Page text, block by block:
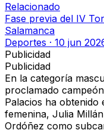
Relacionado
Fase previa del IV
Salamanca
Deportes · 10 jun
Publicidad
Publicidad
En la categoría
proclamado
Palacios ha obtenido
femenina, Julia
Ordóñez como